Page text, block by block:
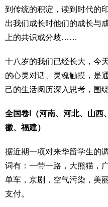
到传统的积淀，读到时代的
出我们成长时他们的成长与
上的共识或分歧……
十八岁的我们已经长大，今
的心灵对话、灵魂触摸，是
己的生活阅历深入思考，围
全国卷I（河南、河北、山西
徽、福建）
据近期一项对来华留学生的
词有：一带一路，大熊猫，
单车，京剧，空气污染，美
支付。